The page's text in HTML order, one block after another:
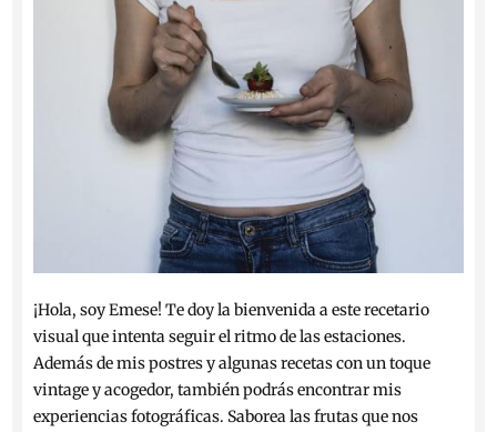
¡Hola, soy Emese! Te doy la bienvenida a este recetario
visual que intenta seguir el ritmo de las estaciones.
Además de mis postres y algunas recetas con un toque
vintage y acogedor, también podrás encontrar mis
experiencias fotográficas. Saborea las frutas que nos